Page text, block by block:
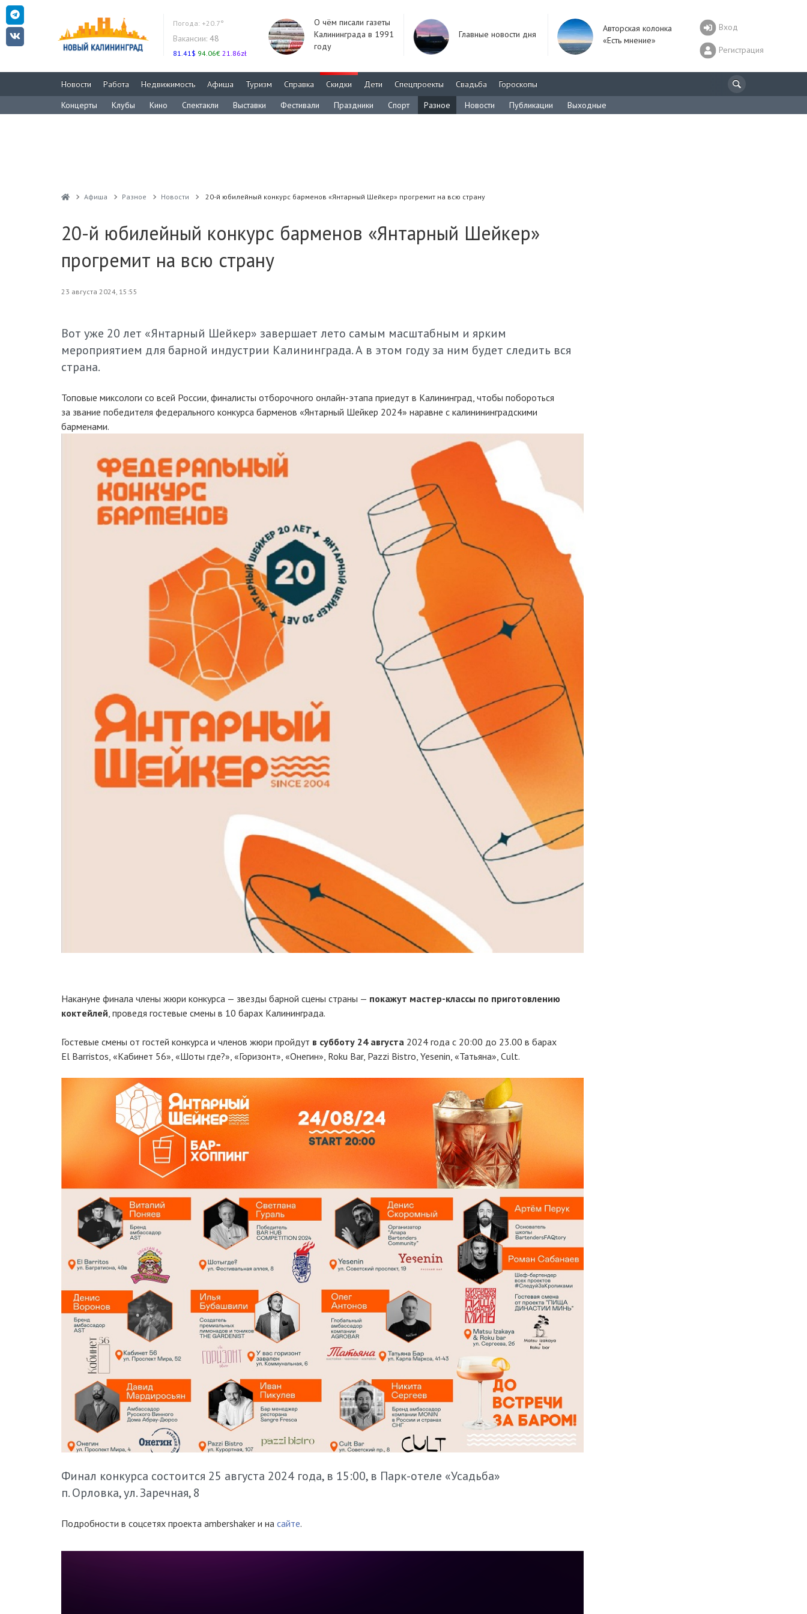
Погода: +20.7°
Вакансии: 48
81.41$ 94.06€ 21.86zł
О чём писали газеты
Калининграда в 1991
году
Главные новости дня
Авторская колонка
«Есть мнение»
Вход
Регистрация
Новости Работа Недвижимость Афиша Туризм Справка Скидки Дети Спецпроекты Свадьба
Гороскопы
Концерты
Клубы Кино Спектакли Выставки Фестивали Праздники Спорт Разное Новости Публикации Выходные
Афиша Разное Новости 20-й юбилейный конкурс барменов «Янтарный Шейкер» прогремит на всю страну
20-й юбилейный конкурс барменов «Янтарный Шейкер»
прогремит на всю страну
23 августа 2024, 15:55
Вот уже 20 лет «Янтарный Шейкер» завершает лето самым масштабным и ярким
мероприятием для барной индустрии Калининграда. А в этом году за ним будет следить вся
страна.
Топовые миксологи со всей России, финалисты отборочного онлайн-этапа приедут в Калининград, чтобы побороться
за звание победителя федерального конкурса барменов «Янтарный Шейкер 2024» наравне с калинининградскими
барменами.
Накануне финала члены жюри конкурса — звезды барной сцены страны — покажут мастер-классы по приготовлению
коктейлей, проведя гостевые смены в 10 барах Калининграда.
Гостевые смены от гостей конкурса и членов жюри пройдут в субботу 24 августа 2024 года с 20:00 до 23.00 в барах
El Barristos, «Кабинет 56», «Шоты где?», «Горизонт», «Онегин», Roku Bar, Pazzi Bistro, Yesenin, «Татьяна», Cult.
Финал конкурса состоится 25 августа 2024 года, в 15:00, в Парк-отеле «Усадьба»
п. Орловка, ул. Заречная, 8
Подробности в соцсетях проекта ambershaker и на сайте.